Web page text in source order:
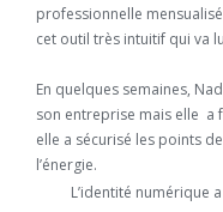
professionnelle
cet outil très intuitif qui va
En quelques semaines,
son entreprise mais elle a
elle a sécurisé les points
l’énergie.
L’identité numérique